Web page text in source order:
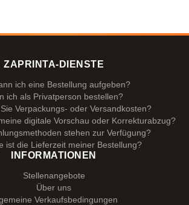
ZAPRINTA-DIENSTE
ich eine Bestellung aufgeben?
ich als Privatperson bestellen?
Verpackungs- oder Versandkosten?
digitale Vorschau oder Korrekturabzug?
stehen zur Verfügung?
ist die Lieferzeit meiner Bestellung?
INFORMATIONEN
Stellenangebote
Über uns
Verkaufsbedingungen